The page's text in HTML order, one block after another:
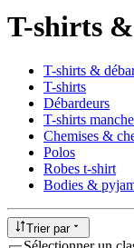
T-shirts
T-shirts &
T-shirts
Débardeurs
T-shirts
Chemises &
Polos
Robes t-shirt
Bodies &
Trier par